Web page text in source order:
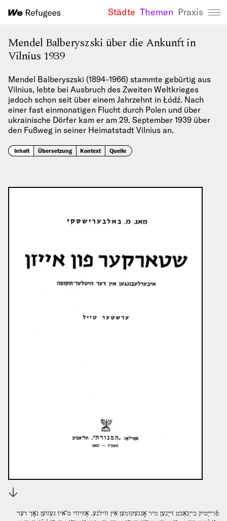
We Refugees
Städte Themen Praxis
Mendel Balberyszski über die Ankunft in
Vilnius 1939
Mendel Balberyszski (1894–1966) stammte gebürtig aus
Vilnius, lebte bei Ausbruch des Zweiten Weltkrieges
jedoch schon seit über einem Jahrzehnt in Łódź. Nach
einer fast einmonatigen Flucht durch Polen und über
ukrainische Dörfer kam er am 29. September 1939 über
den Fußweg in seiner Heimatstadt Vilnius an.
Inhalt Übersetzung Kontext Quelle
פֿרײַטיק בײַנאַכט זײַנען מיר אָנגעקומען אין װילנע. אַזויװי ס’איז געװען נאָך דער